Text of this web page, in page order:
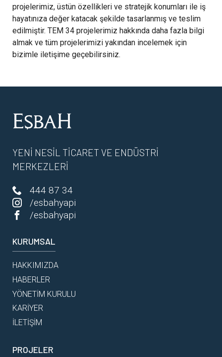
projelerimiz, üstün özellikleri ve stratejik konumları ile iş
hayatınıza değer katacak şekilde tasarlanmış ve teslim
edilmiştir. TEM 34 projelerimiz hakkında daha fazla bilgi
almak ve tüm projelerimizi yakından incelemek için
bizimle iletişime geçebilirsiniz.
YENİ NESİL TİCARET VE ENDÜSTRİ
MERKEZLERİ
444 87 34
/esbahyapi
/esbahyapi
KURUMSAL
HAKKIMIZDA
HABERLER
YÖNETİM KURULU
KARİYER
İLETİŞİM
PROJELER